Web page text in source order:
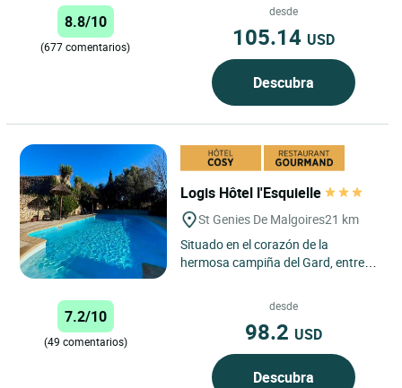
Mortes ofrece una ubicación
privilegiada...
8.8/10
(677 comentarios)
desde
105.14 USD
Descubra
Logis Hôtel l'Esquielle
St Genies De Malgoires21 km
Situado en el corazón de la
hermosa campiña del Gard, entre
7.2/10
(49 comentarios)
desde
98.2 USD
Descubra